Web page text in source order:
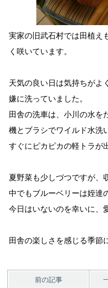
実家の旧武石村では田植え
く咲いています。
天気の良い日は気持ちがよ
嫌に洗っていました。
田舎の洗車は、小川の水を
機とブラシでワイルド水洗
すぐにピカピカの軽トラが
夏野菜も少しづつですが、
中でもブルーベリーは姪達
今日はいないのを幸いに、
田舎の楽しさを感じる季節
前の記事